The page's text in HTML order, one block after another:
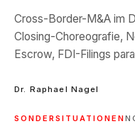
Cross-Border-M&A im
Closing-Choreografie,
Escrow, FDI-Filings
Dr. Raphael Nagel
SONDERSITUATIONEN